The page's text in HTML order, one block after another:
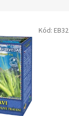
Kód: EB32